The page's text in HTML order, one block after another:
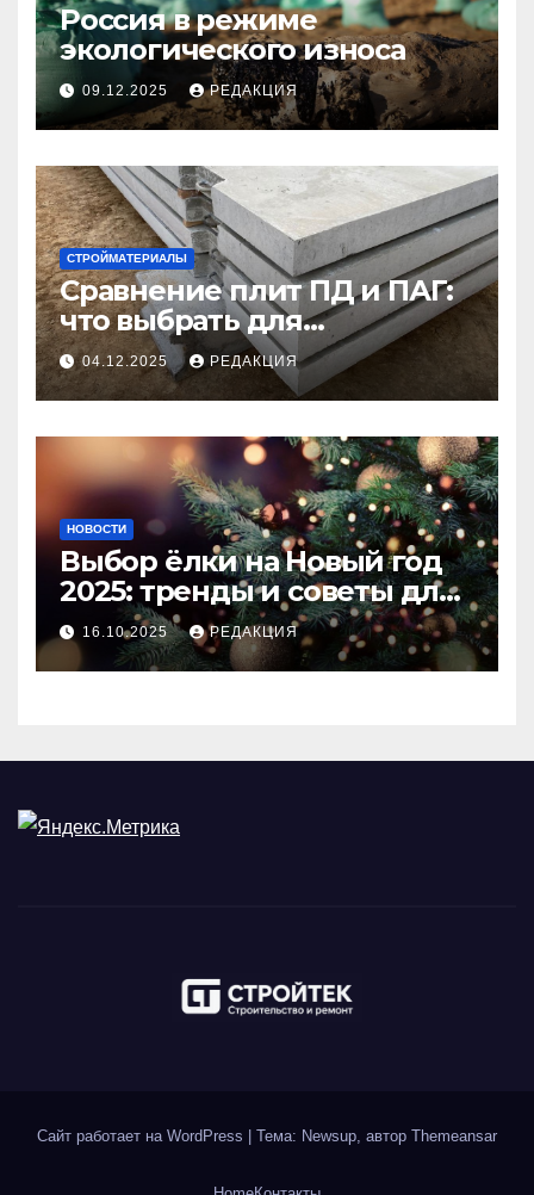
Россия в режиме
экологического износа
09.12.2025 РЕДАКЦИЯ
СТРОЙМАТЕРИАЛЫ
Сравнение плит ПД и ПАГ:
что выбрать для
долговечного и прочного
покрытия
04.12.2025 РЕДАКЦИЯ
НОВОСТИ
Выбор ёлки на Новый год
2025: тренды и советы для
идеального праздника
16.10.2025 РЕДАКЦИЯ
Сайт работает на WordPress Тема: Newsup, автор Themeansar